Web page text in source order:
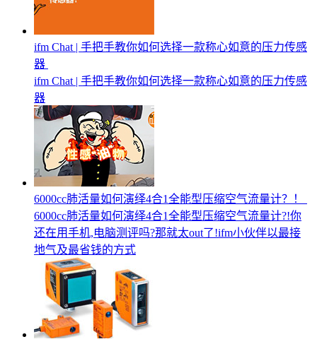
ifm Chat | 手把手教你如何选择一款称心如意的压力传感
器
ifm Chat | 手把手教你如何选择一款称心如意的压力传感
器
6000cc肺活量如何演绎4合1全能型压缩空气流量计？！
6000cc肺活量如何演绎4合1全能型压缩空气流量计?!你
还在用手机,电脑测评吗?那就太out了!ifm小伙伴以最接
地气及最省钱的方式